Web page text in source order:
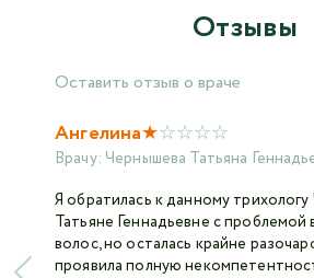
Отзывы
Оставить отзыв о враче
Ангелина★☆☆☆☆
Врачу: Чернышева Татьяна
Я обратилась к данному
Татьяне Геннадьевне с проблемой
волос, но осталась крайне
проявила полную